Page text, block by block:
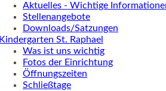
Aktuelles - Wichtige
Stellenangebote
Downloads/Satzungen
Kindergarten St. Raphael
Was ist uns wichtig
Fotos der Einrichtung
Öffnungszeiten
Schließtage